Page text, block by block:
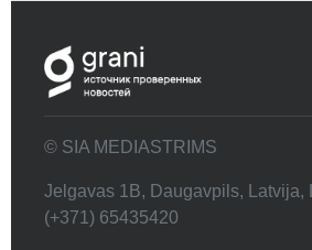
© SIA MEDIASTRIMS
Jelgavas 1B, Daugavpils, Latvija,
(+371) 65435420